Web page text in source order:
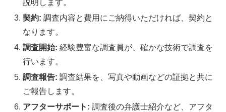
説明します。
契約: 調査内容と費用にご納得いただければ、契約と
なります。
調査開始: 経験豊富な調査員が、確かな技術で調査を
行います。
調査報告: 調査結果を、写真や動画などの証拠と共に
ご報告します。
アフターサポート: 調査後の弁護士紹介など、アフタ